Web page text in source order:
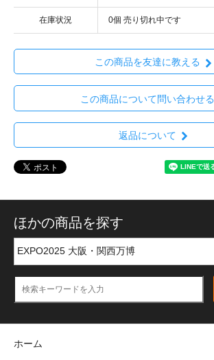
在庫状況 0個 売り切れ中です
この商品を友達に教える
この商品について問い合わせる
返品について
ほかの商品を探す
ホーム